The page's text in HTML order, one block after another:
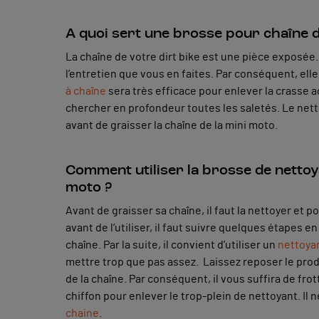
A quoi sert une brosse pour chaîne
La chaîne de votre dirt bike est une pièce
l’entretien que vous en faites. Par conséquent,
à chaîne sera très efficace pour enlever la crasse
chercher en profondeur toutes les saletés. Le
avant de graisser la chaîne de la mini moto.
Comment utiliser la brosse de
moto ?
Avant de graisser sa chaîne, il faut la nettoyer et
avant de l’utiliser, il faut suivre quelques étapes
chaîne. Par la suite, il convient d’utiliser un
mettre trop que pas assez. Laissez reposer le
de la chaîne. Par conséquent, il vous suffira de
chiffon pour enlever le trop-plein de nettoyant. Il
chaine